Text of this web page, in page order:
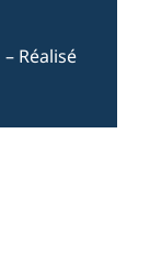
Réalisé